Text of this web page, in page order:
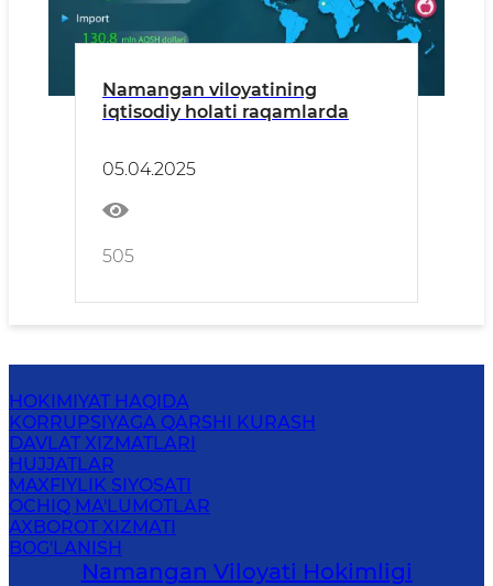
Namangan viloyatining
iqtisodiy holati raqamlarda
05.04.2025
505
HOKIMIYAT HAQIDA
KORRUPSIYAGA QARSHI KURASH
DAVLAT XIZMATLARI
HUJJATLAR
MAXFIYLIK SIYOSATI
OCHIQ MA'LUMOTLAR
AXBOROT XIZMATI
BOG'LANISH
Namangan Vilоyati Hоkimligi